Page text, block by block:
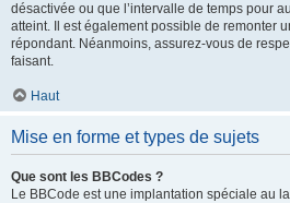
désactivée ou que l’intervalle de temps pour
atteint. Il est également possible de remonter
répondant. Néanmoins, assurez-vous de
faisant.
Haut
Mise en forme et types de sujets
Que sont les BBCodes ?
Le BBCode est une implantation spéciale au